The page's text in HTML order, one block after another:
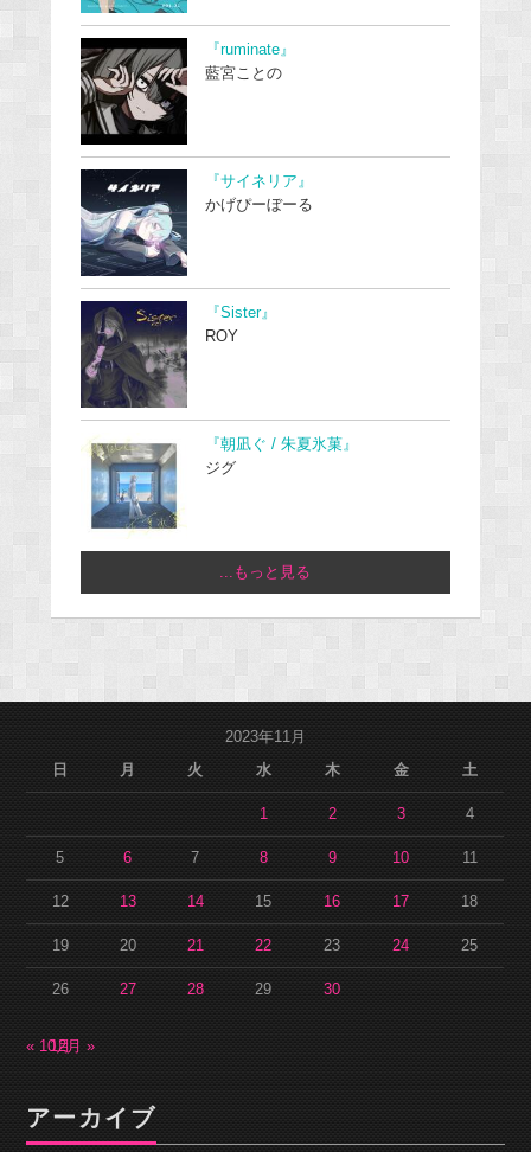
『ruminate』
藍宮ことの
『サイネリア』
かげぴーぼーる
『Sister』
ROY
『朝凪ぐ / 朱夏氷菓』
ジグ
...もっと見る
2023年11月
日
月 火 水 木 金 土
1 2 3 4
5 6 7 8 9 10 11
12 13 14 15 16 17 18
19 20 21 22 23 24 25
26 27 28 29 30
« 10月12月 »
アーカイブ